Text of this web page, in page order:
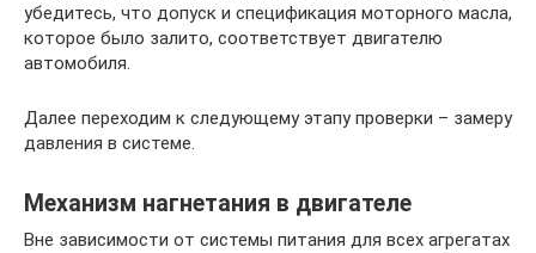
убедитесь, что допуск и спецификация моторного масла,
которое было залито, соответствует двигателю
автомобиля.
Далее переходим к следующему этапу проверки – замеру
давления в системе.
Механизм нагнетания в двигателе
Вне зависимости от системы питания для всех агрегатах